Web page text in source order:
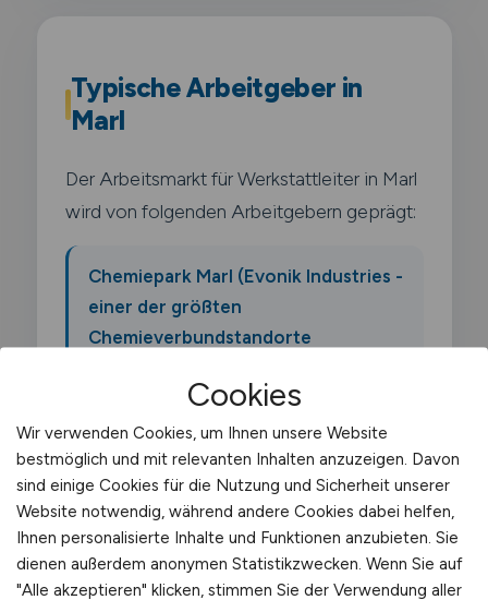
Typische Arbeitgeber in
Marl
Der Arbeitsmarkt für Werkstattleiter in Marl
wird von folgenden Arbeitgebern geprägt:
Chemiepark Marl (Evonik Industries -
einer der größten
Chemieverbundstandorte
Ineos Oligomers
Oxea (jetzt OQ Chemicals)
Sasol
Cookies
Wir verwenden Cookies, um Ihnen unsere Website
bestmöglich und mit relevanten Inhalten anzuzeigen. Davon
sind einige Cookies für die Nutzung und Sicherheit unserer
Website notwendig, während andere Cookies dabei helfen,
Ihnen personalisierte Inhalte und Funktionen anzubieten. Sie
dienen außerdem anonymen Statistikzwecken. Wenn Sie auf
"Alle akzeptieren" klicken, stimmen Sie der Verwendung aller